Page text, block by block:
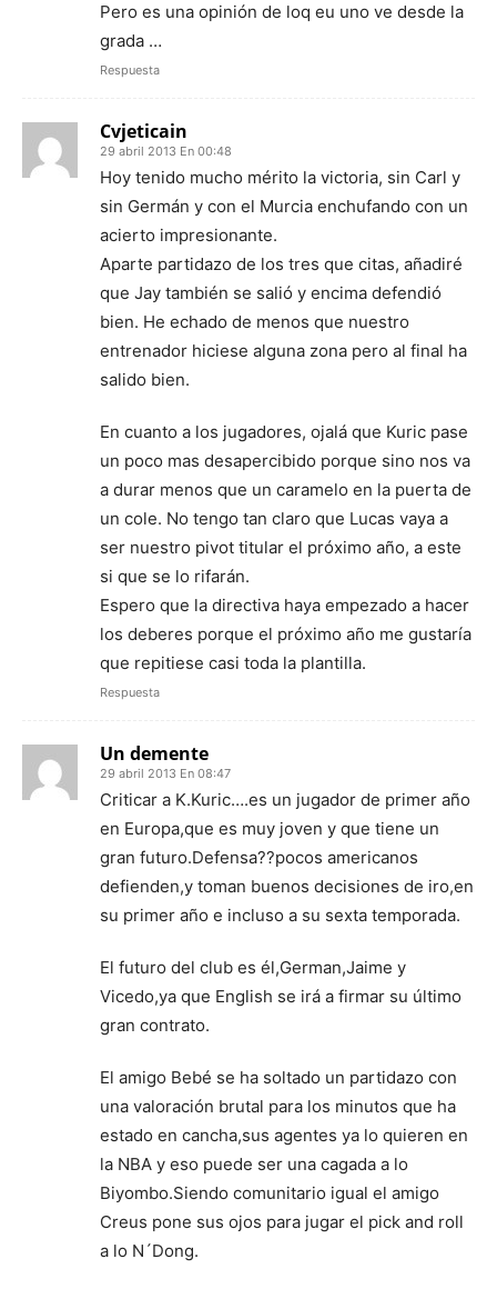
Pero es una opinión de loq eu uno ve desde la
grada …
Respuesta
Cvjeticain
29 abril 2013 En 00:48
Hoy tenido mucho mérito la victoria, sin Carl y
sin Germán y con el Murcia enchufando con un
acierto impresionante.
Aparte partidazo de los tres que citas, añadiré
que Jay también se salió y encima defendió
bien. He echado de menos que nuestro
entrenador hiciese alguna zona pero al final ha
salido bien.
En cuanto a los jugadores, ojalá que Kuric pase
un poco mas desapercibido porque sino nos va
a durar menos que un caramelo en la puerta de
un cole. No tengo tan claro que Lucas vaya a
ser nuestro pivot titular el próximo año, a este
si que se lo rifarán.
Espero que la directiva haya empezado a hacer
los deberes porque el próximo año me gustaría
que repitiese casi toda la plantilla.
Respuesta
Un demente
29 abril 2013 En 08:47
Criticar a K.Kuric….es un jugador de primer año
en Europa,que es muy joven y que tiene un
gran futuro.Defensa??pocos americanos
defienden,y toman buenos decisiones de iro,en
su primer año e incluso a su sexta temporada.
El futuro del club es él,German,Jaime y
Vicedo,ya que English se irá a firmar su último
gran contrato.
El amigo Bebé se ha soltado un partidazo con
una valoración brutal para los minutos que ha
estado en cancha,sus agentes ya lo quieren en
la NBA y eso puede ser una cagada a lo
Biyombo.Siendo comunitario igual el amigo
Creus pone sus ojos para jugar el pick and roll
a lo N´Dong.